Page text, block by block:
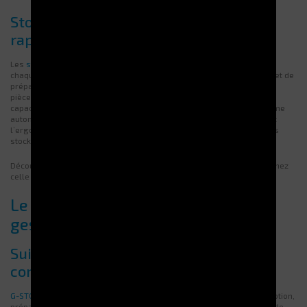
Stockeurs rotatifs TITAN pour accès
rapide
Les stockeurs rotatifs TITAN
chaque article, réduisant considérablement les temps de recherche et de
préparation des commandes. Ils conviennent aussi bien aux petites
pièces qu’aux objets volumineux, grâce à leur modularité et à leur
capacité d’adaptation aux besoins spécifiques des métiers. Le système
automatique présente les produits à hauteur d’opérateur, améliorant
l’ergonomie et la sécurité au travail tout en optimisant la rotation des
stocks.
Découvrez toutes nos
et sélectionnez
celle qui optimise votre organisation.
Le logiciel G-STOCK au cœur de la
gestion intelligente
Suivi en temps réel et traçabilité
complète
G-STOCK
enregistre précisément chaque mouvement de stock : réception,